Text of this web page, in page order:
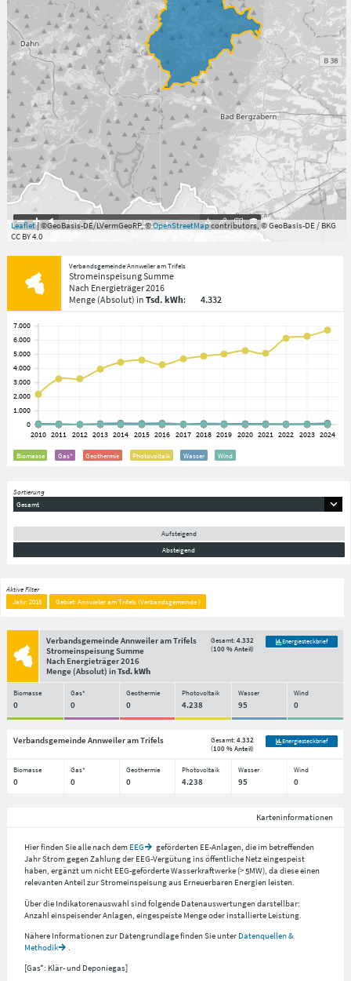
7.059°,49.813° 3km
Leaflet| ©GeoBasis-DE/LVermGeoRP, ©OpenStreetMapcontributors, © GeoBasis-DE / BKG
CC BY 4.0
Verbandsgemeinde Annweiler am Trifels
Stromeinspeisung Summe
Nach Energieträger2016
Menge(Absolut) in Tsd. kWh: 4.332
Biomasse Gas* Geothermie Photovoltaik Wasser Wind
Sortierung
Gesamt
Aufsteigend
Absteigend
Aktive Filter
Jahr: 2016
Gebiet: Annweiler am Trifels (Verbandsgemeinde )
Verbandsgemeinde Annweiler am Trifels
Stromeinspeisung Summe
Nach Energieträger2016
Menge(Absolut) inTsd. kWh
Gesamt:4.332
(100 % Anteil)
Energiesteckbrief
Biomasse Gas* Geothermie Photovoltaik Wasser Wind
0 0 0 4.238 95 0
Verbandsgemeinde Annweiler am Trifels Gesamt:4.332
(100 % Anteil)
Energiesteckbrief
Biomasse Gas* Geothermie Photovoltaik Wasser Wind
0 0 0 4.238 95 0
Karteninformationen
Hier finden Sie alle nach dem EEG
geförderten EE-Anlagen, die im betreffenden
Jahr Strom gegen Zahlung der EEG-Vergütung ins öffentliche Netz eingespeist
haben, ergänzt um nicht EEG-geförderte Wasserkraftwerke (> 5MW), da diese einen
relevanten Anteil zur Stromeinspeisung aus Erneuerbaren Energien leisten.
Über die Indikatorenauswahl sind folgende Datenauswertungen darstellbar:
Anzahl einspeisender Anlagen, eingespeiste Menge oder installierte Leistung.
Nähere Informationen zur Datengrundlage finden Sie unter Datenquellen &
Methodik
.
[Gas*: Klär- und Deponiegas]